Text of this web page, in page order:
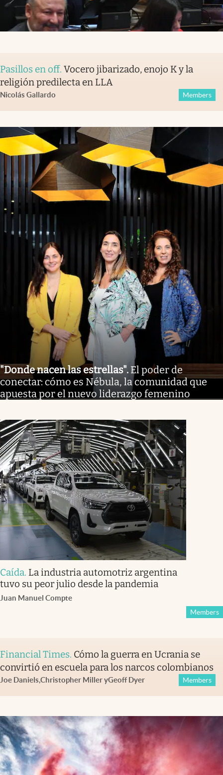
Pasillos en off. Vocero jibarizado, enojo K y la
religión predilecta en LLA
Nicolás Gallardo Members
"Donde nacen las estrellas". El poder de
conectar: cómo es Nébula, la comunidad que
apuesta por el nuevo liderazgo femenino
Caída. La industria automotriz argentina
tuvo su peor julio desde la pandemia
Juan Manuel Compte
Members
Financial Times. Cómo la guerra en Ucrania se
convirtió en escuela para los narcos colombianos
Joe Daniels,Christopher MilleryGeoff Dyer Members